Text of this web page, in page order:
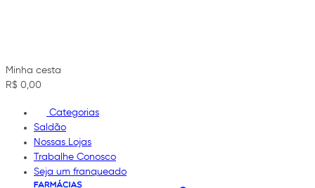
Minha cesta
R$ 0,00
Categorias
Saldão
Nossas Lojas
Trabalhe Conosco
Seja um franqueado